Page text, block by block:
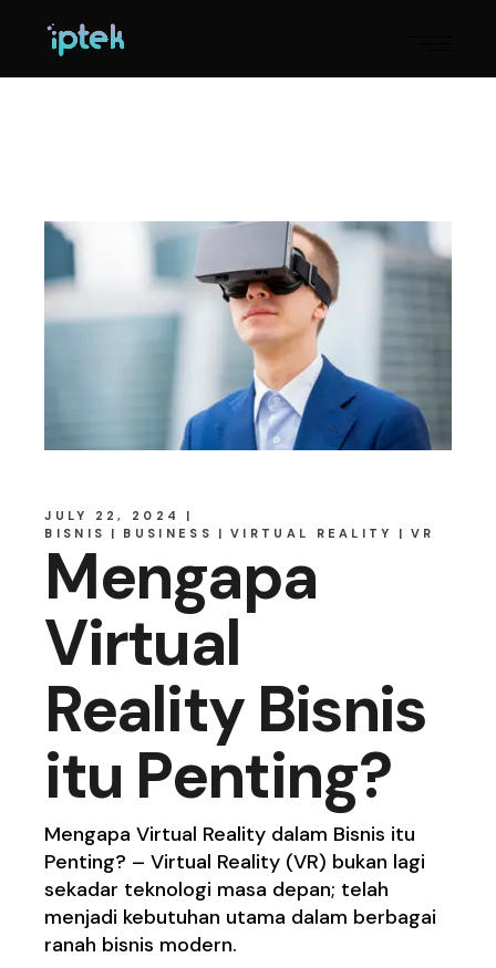
JULY 22, 2024
BISNIS
BUSINESS VIRTUAL REALITY VR
Mengapa
Virtual
Reality Bisnis
itu Penting?
Mengapa Virtual Reality dalam Bisnis itu
Penting? – Virtual Reality (VR) bukan lagi
sekadar teknologi masa depan; telah
menjadi kebutuhan utama dalam berbagai
ranah bisnis modern.